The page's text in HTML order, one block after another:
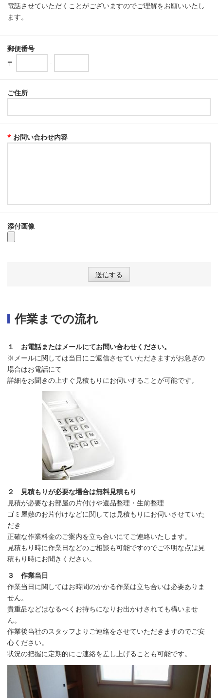
電話させていただくことがございますのでご理解をお願いいたし
ます。
郵便番号
〒
-
ご住所
* お問い合わせ内容
添付画像
作業までの流れ
１ お電話またはメールにてお問い合わせください。
※メールに関しては当日にご返信させていただきますがお急ぎの
場合はお電話にて
詳細をお聞きの上すぐ見積もりにお伺いすることが可能です。
２ 見積もりが必要な場合は無料見積もり
見積が必要なお部屋の片付けや遺品整理・生前整理
ゴミ屋敷のお片付けなどに関しては見積もりにお伺いさせていた
だき
正確な作業料金のご案内を立ち合いにてご連絡いたします。
見積もり時に作業日などのご相談も可能ですのでご不明な点は見
積もり時にお聞きください。
３ 作業当日
作業当日に関してはお時間のかかる作業は立ち合いは必要ありま
せん。
貴重品などはなるべくお持ちになりお出かけされても構いませ
ん。
作業後当社のスタッフよりご連絡をさせていただきますのでご安
心ください。
状況の把握に定期的にご連絡を差し上げることも可能です。